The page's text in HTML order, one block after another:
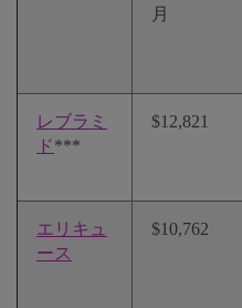
月
レブラミ
ド***
$12,821
エリキュ
ース
$10,762